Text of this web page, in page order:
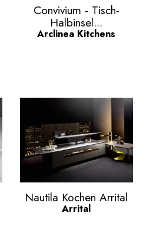
Vorschau
Convivium - Tisch-
Halbinsel...
Arclinea Kitchens
Vorschau
Nautila Kochen Arrital
Arrital